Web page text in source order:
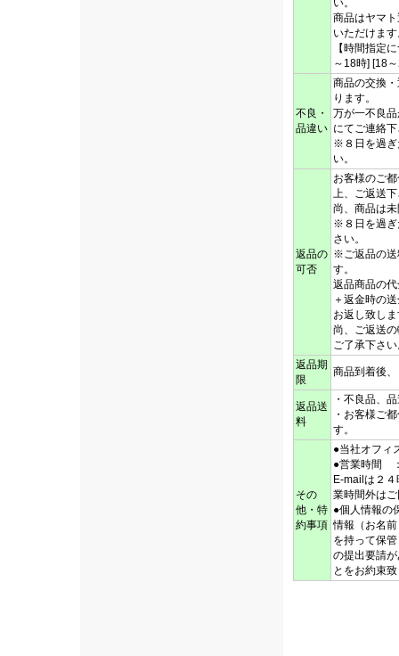
い。
商品はヤマ
いただけま
【時間指定
～18時] [18
不良・
品違い
商品の交換
ります。
万が一不良
にてご連絡
※８日を過ぎ
い。
返品の
可否
お客様のご
上、ご返送
尚、商品は
※８日を過ぎ
さい。
※ご返品の送
返品商品の
＋返金時の
お返し致し
尚、ご返送
ご了承下さ
返品期
限
商品到着後
返品送
料
・不良品、
・お客様ご
その
他・特
約事項
●当社オフ
●営業時間
E-mailは２
業時間外は
●個人情報
情報（お名
を持って保
の提出要請
とをお